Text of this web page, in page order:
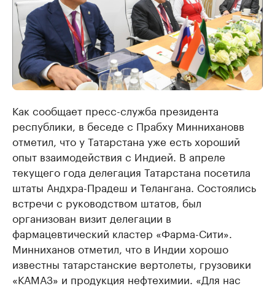
Как сообщает пресс-служба президента
республики, в беседе с Прабху Миннихановв
отметил, что у Татарстана уже есть хороший
опыт взаимодействия с Индией. В апреле
текущего года делегация Татарстана посетила
штаты Андхра-Прадеш и Телангана. Состоялись
встречи с руководством штатов, был
организован визит делегации в
фармацевтический кластер «Фарма-Сити».
Минниханов отметил, что в Индии хорошо
известны татарстанские вертолеты, грузовики
«КАМАЗ» и продукция нефтехимии. «Для нас